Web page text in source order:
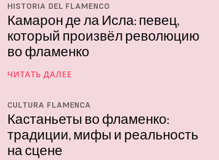
HISTORIA DEL FLAMENCO
Камарон де ла Исла: певец,
который произвёл революцию
во фламенко
ЧИТАТЬ ДАЛЕЕ
CULTURA FLAMENCA
Кастаньеты во фламенко:
традиции, мифы и реальность
на сцене